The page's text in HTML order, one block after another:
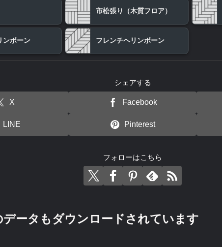
市松張り（木質フロア）
ンボーン フレンチヘリンボーン
シェアする
X Facebook
LINE Pinterest
フォローはこちら
データもダウンロードされています